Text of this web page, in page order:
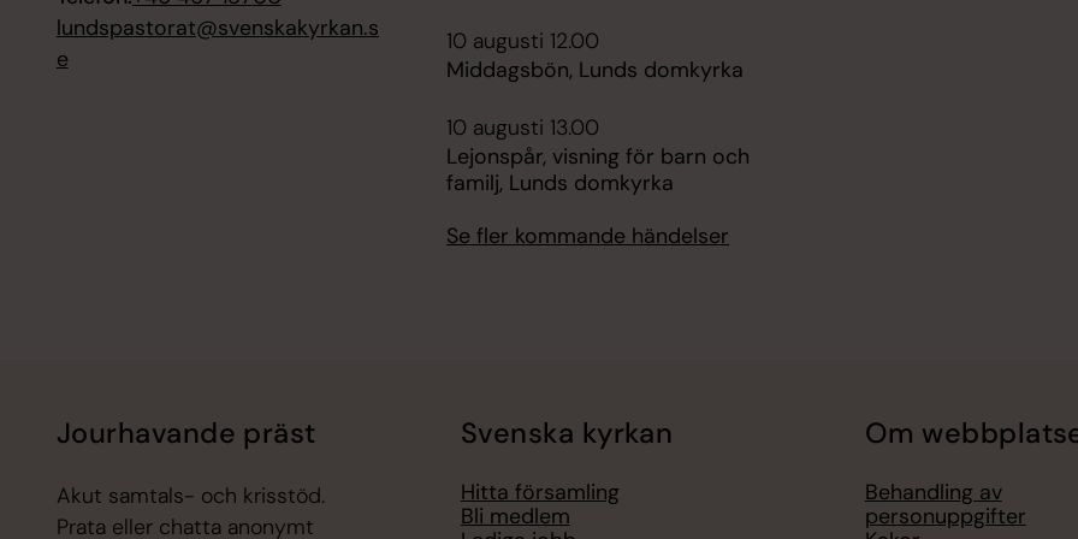
lundspastorat@svenskakyrkan.s
e
10 augusti 12.00
Middagsbön, Lunds domkyrka
10 augusti 13.00
Lejonspår, visning för barn och
familj, Lunds domkyrka
Se fler kommande händelser
Jourhavande präst
Akut samtals- och krisstöd.
Prata eller chatta anonymt
Svenska kyrkan
Hitta församling
Bli medlem
Om
Behandling av
personuppgifter